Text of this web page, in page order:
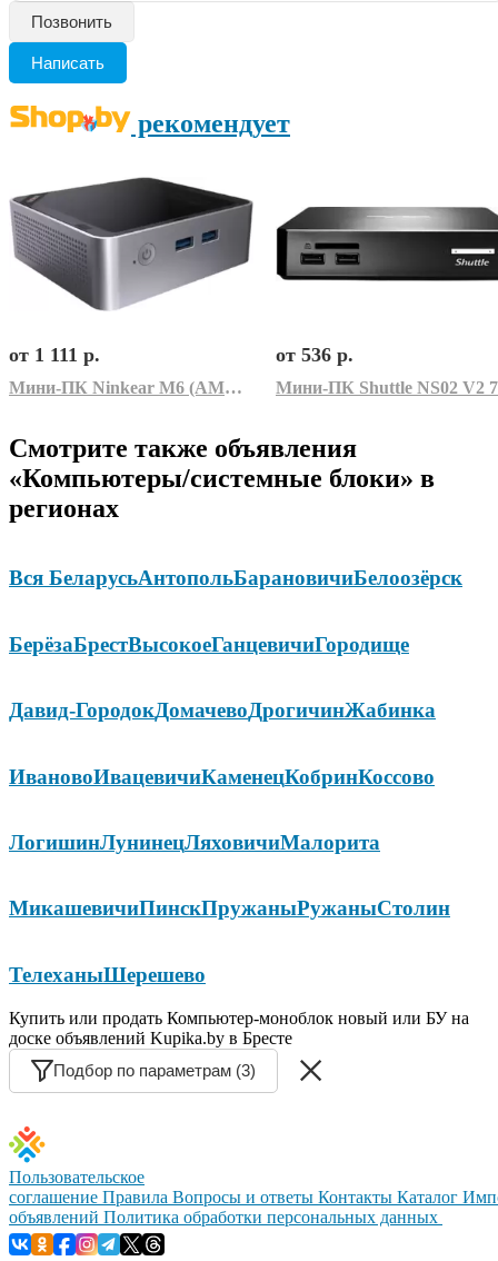
Позвонить
Написать
рекомендует
от 1 111 р.
Мини-ПК Ninkear M6 (AMD Ryzen 3 4300U, 8GB/256GB)
от 536 р.
Смотрите также объявления
«Компьютеры/системные блоки» в
регионах
Вся БеларусьАнтопольБарановичиБелоозёрск
БерёзаБрестВысокоеГанцевичиГородище
Давид-ГородокДомачевоДрогичинЖабинка
ИвановоИвацевичиКаменецКобринКоссово
ЛогишинЛунинецЛяховичиМалорита
МикашевичиПинскПружаныРужаныСтолин
ТелеханыШерешево
Купить или продать Компьютер-моноблок новый или БУ на
доске объявлений Kupika.by в Бресте
Подбор по параметрам (3)
Пользовательское
соглашение Правила Вопросы и ответы Контакты Каталог
объявлений Политика обработки персональных данных